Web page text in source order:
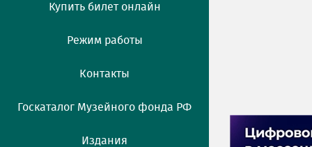
Купить билет онлайн
Режим работы
Контакты
Госкаталог Музейного фонда РФ
Издания